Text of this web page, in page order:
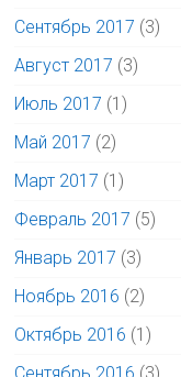
Сентябрь 2017 (3)
Август 2017 (3)
Июль 2017 (1)
Май 2017 (2)
Март 2017 (1)
Февраль 2017 (5)
Январь 2017 (3)
Ноябрь 2016 (2)
Октябрь 2016 (1)